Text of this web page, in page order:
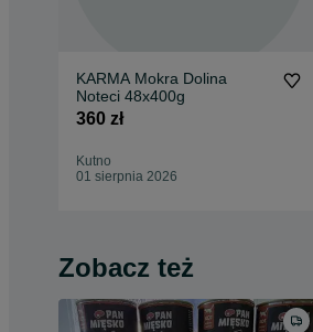
KARMA Mokra Dolina
Noteci 48x400g
360 zł
Kutno
01 sierpnia 2026
Zobacz też